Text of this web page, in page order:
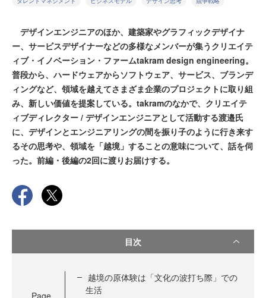
デザインエンジニアのほか、建築家やグラフィックデザイナ
ー、サービスデザイナーなどの多様なメンバーが集うクリエイテ
ィブ・イノベーション・ファームtakram design engineering。
普段から、ハードウェアからソフトウェア、サービス、ブランデ
ィングなど、領域を越えてさまざま企業のプロジェクトに取り組
み、新しい価値を提案している。takramのなかで、クリエイテ
ィブディレクター / デザインエンジニアとして活動する渡邉氏
に、デザインとエンジニアリングの間を振り子のように行き来す
るその思考や、領域を「越境」することの意味について、話を伺
った。前編・後編の2回に渡りお届けする。
目次
Page
越境の原体験は「文化の波打ち際」での
生活